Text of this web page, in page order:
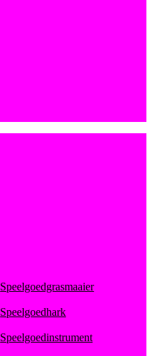
Speelgoedgrasmaaier
Speelgoedhark
Speelgoedinstrument